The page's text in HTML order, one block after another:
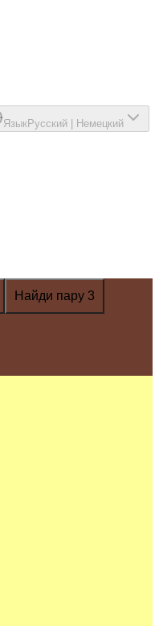
ЯзыкРусский Немецкий
Найди пару 3